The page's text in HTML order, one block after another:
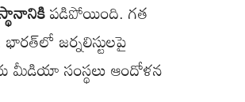
పడిపోయింది. గత
జర్నలిస్టులపై
మీడియా సంస్థలు ఆందోళన